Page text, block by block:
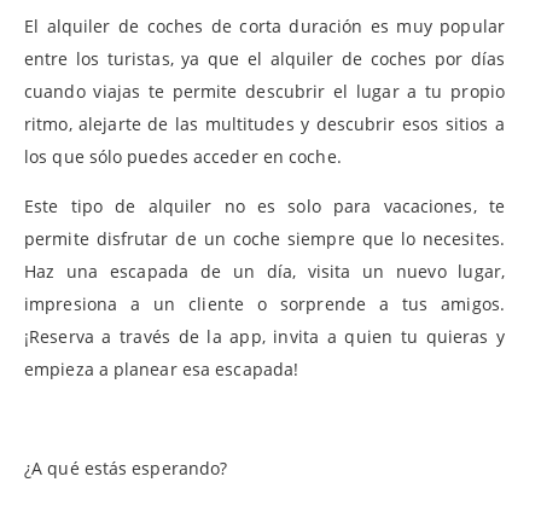
El alquiler de coches de corta duración es muy popular
entre los turistas, ya que el alquiler de coches por días
cuando viajas te permite descubrir el lugar a tu propio
ritmo, alejarte de las multitudes y descubrir esos sitios a
los que sólo puedes acceder en coche.
Este tipo de alquiler no es solo para vacaciones, te
permite disfrutar de un coche siempre que lo necesites.
Haz una escapada de un día, visita un nuevo lugar,
impresiona a un cliente o sorprende a tus amigos.
¡Reserva a través de la app, invita a quien tu quieras y
empieza a planear esa escapada!
¿A qué estás esperando?